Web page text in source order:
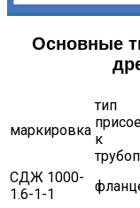
Основные
маркировка
тип
к
СДЖ 1000-
1.6-1-1